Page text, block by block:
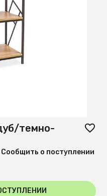
темно-
Сообщить о поступлении